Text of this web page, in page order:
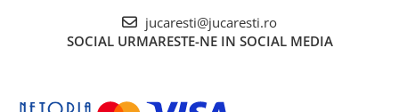
jucaresti@jucaresti.ro
SOCIAL URMARESTE-NE IN SOCIAL MEDIA